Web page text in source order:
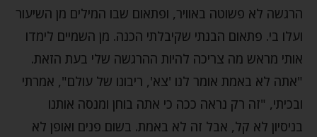
הרגשה לא פשוטה באוויר, ופתאום שבו המילים מן השיעור
ועלו בי. פתאום הבנתי שקיבלתי הכנה. מן השמיים לימדו
אותי מראש מה צריכה להיות ההרגשה שלי בעת הזאת.
"אתה לא באמת אומר לנו 'צא', ריבונו של עולם", אמרתי
ובכיתי, "זה רק נראה ככה כי אתה בוחן ומנסה אותנו
בניסיון לא קל, אבל זה לא באמת. בשום פנים ואופן לא